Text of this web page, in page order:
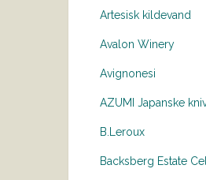
Artesisk kildevand
Avalon Winery
Avignonesi
AZUMI Japanske
B.Leroux
Backsberg Estate